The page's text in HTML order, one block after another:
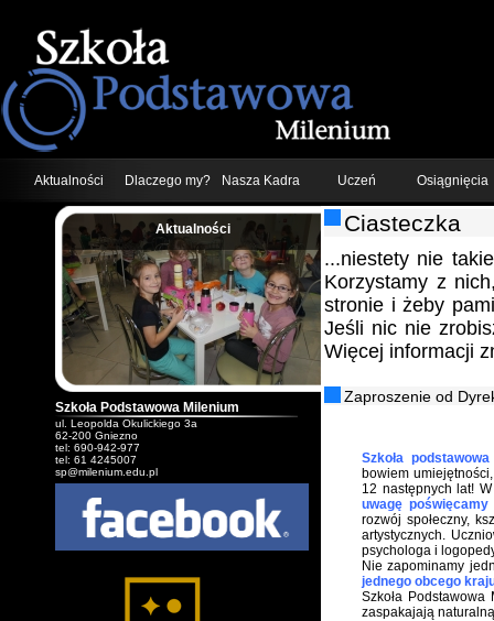
Aktualności Dlaczego my? Nasza Kadra Uczeń Osiągnięcia
Aktualności
Szkoła Podstawowa Milenium
ul. Leopolda Okulickiego 3a
62-200 Gniezno
tel: 690-942-977
tel: 61 4245007
sp@milenium.edu.pl
Ciasteczka
...niestety nie
Korzystamy z
stronie i żeby
Jeśli nic nie
Więcej informacji
Zaproszenie od
Szkoła
bowiem
12 następnych lat!
uwagę
rozwój społeczny,
artystycznych.
psychologa i
Nie zapominamy
jednego obcego
Szkoła
zaspakajają